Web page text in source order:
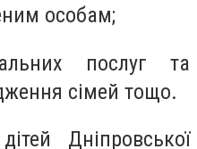
особам;
послуг та
сімей тощо.
Дніпровської